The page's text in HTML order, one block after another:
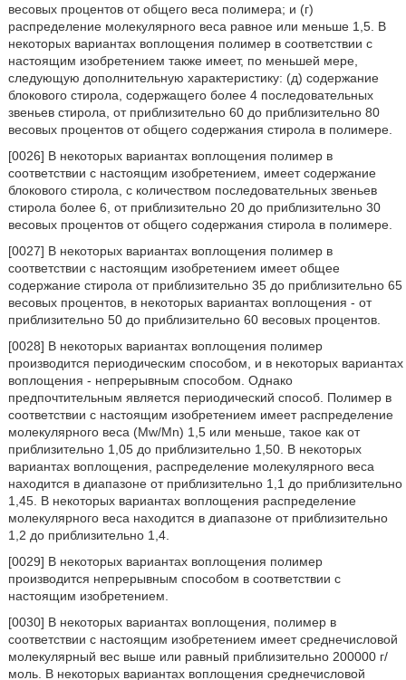
весовых процентов от общего веса полимера; и (г)
распределение молекулярного веса равное или меньше 1,5. В
некоторых вариантах воплощения полимер в соответствии с
настоящим изобретением также имеет, по меньшей мере,
следующую дополнительную характеристику: (д) содержание
блокового стирола, содержащего более 4 последовательных
звеньев стирола, от приблизительно 60 до приблизительно 80
весовых процентов от общего содержания стирола в полимере.
[0026] В некоторых вариантах воплощения полимер в
соответствии с настоящим изобретением, имеет содержание
блокового стирола, с количеством последовательных звеньев
стирола более 6, от приблизительно 20 до приблизительно 30
весовых процентов от общего содержания стирола в полимере.
[0027] В некоторых вариантах воплощения полимер в
соответствии с настоящим изобретением имеет общее
содержание стирола от приблизительно 35 до приблизительно 65
весовых процентов, в некоторых вариантах воплощения - от
приблизительно 50 до приблизительно 60 весовых процентов.
[0028] В некоторых вариантах воплощения полимер
производится периодическим способом, и в некоторых вариантах
воплощения - непрерывным способом. Однако
предпочтительным является периодический способ. Полимер в
соответствии с настоящим изобретением имеет распределение
молекулярного веса (Mw/Mn) 1,5 или меньше, такое как от
приблизительно 1,05 до приблизительно 1,50. В некоторых
вариантах воплощения, распределение молекулярного веса
находится в диапазоне от приблизительно 1,1 до приблизительно
1,45. В некоторых вариантах воплощения распределение
молекулярного веса находится в диапазоне от приблизительно
1,2 до приблизительно 1,4.
[0029] В некоторых вариантах воплощения полимер
производится непрерывным способом в соответствии с
настоящим изобретением.
[0030] В некоторых вариантах воплощения, полимер в
соответствии с настоящим изобретением имеет среднечисловой
молекулярный вес выше или равный приблизительно 200000 г/
моль. В некоторых вариантах воплощения среднечисловой